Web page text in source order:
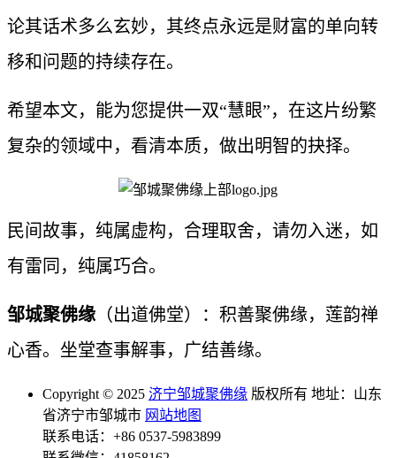
论其话术多么玄妙，其终点永远是财富的单向转
移和问题的持续存在。
希望本文，能为您提供一双“慧眼”，在这片纷繁
复杂的领域中，看清本质，做出明智的抉择。
民间故事，纯属虚构，合理取舍，请勿入迷，如
有雷同，纯属巧合。
邹城聚佛缘（出道佛堂）：积善聚佛缘，莲韵禅
心香。坐堂查事解事，广结善缘。
Copyright © 2025 济宁邹城聚佛缘 版权所有 地址：山东
省济宁市邹城市 网站地图
联系电话：+86 0537-5983899